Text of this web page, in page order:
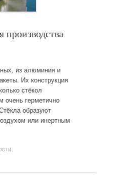
производства
из алюминия и
Их конструкция
стёкол
очень герметично
образуют
или инертным